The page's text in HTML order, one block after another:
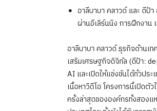
อาลีบาบา คลาวด์ และ ดีป้
ผ่านอีเลิร์นนิง การฝึกงา
อาลีบาบา คลาวด์ ธุรกิจด้านเ
เสริมเศรษฐกิจดิจิทัล (ดีป้า:
AI และเปิดให้แข่งขันได้ทั่วปร
เนื้อหาวิดีโอ โครงการนี้เปิดตั
ครั้งล่าสุดขององค์กรทั้งสอง